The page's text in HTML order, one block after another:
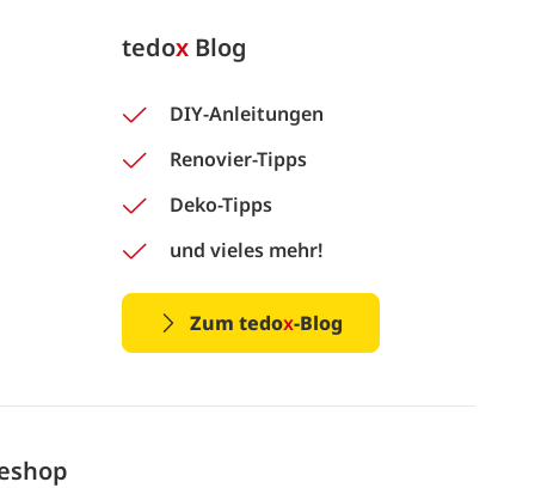
tedox Blog
DIY-Anleitungen
Renovier-Tipps
Deko-Tipps
und vieles mehr!
Zum tedox-Blog